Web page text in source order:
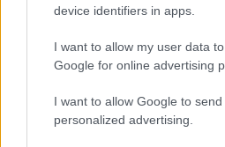
device identifiers in apps.
I want to allow my user data
Google for online advertising
I want to allow Google to send
personalized advertising.
Ντερέκι το φίδι... (agriniosite.gr)